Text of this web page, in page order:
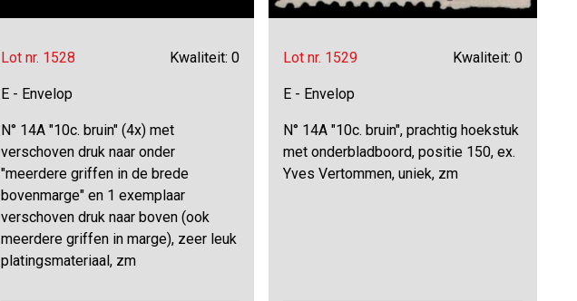
Lot nr. 1528 Kwaliteit: 0
E - Envelop
N° 14A "10c. bruin" (4x) met
verschoven druk naar onder
"meerdere griffen in de brede
bovenmarge" en 1 exemplaar
verschoven druk naar boven (ook
meerdere griffen in marge), zeer leuk
platingsmateriaal, zm
Lot nr. 1529 Kwaliteit: 0
E - Envelop
N° 14A "10c. bruin", prachtig hoekstuk
met onderbladboord, positie 150, ex.
Yves Vertommen, uniek, zm